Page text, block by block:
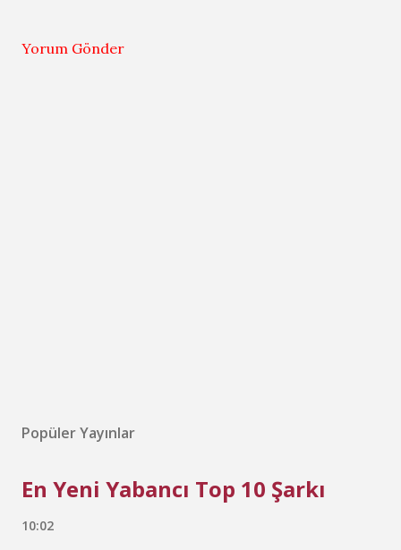
Yorum Gönder
Popüler Yayınlar
En Yeni Yabancı Top 10 Şarkı
10:02